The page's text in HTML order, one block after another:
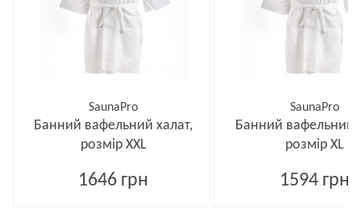
SaunaPro
Банний вафельний халат,
розмір XXL
1646 грн
SaunaPro
Банний вафельний
розмір XL
1594 грн